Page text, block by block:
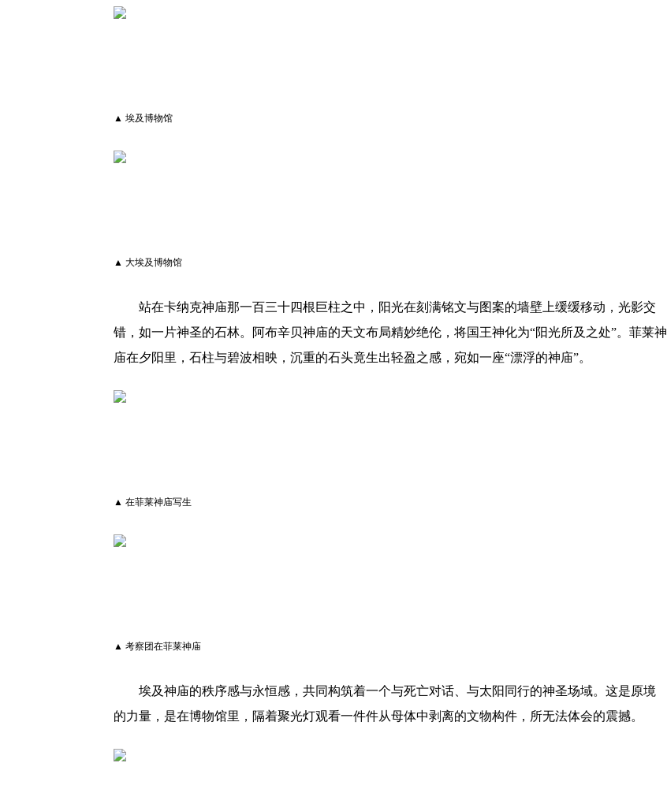
▲ 埃及博物馆
▲ 大埃及博物馆
站在卡纳克神庙那一百三十四根巨柱之中，阳光在刻满铭文与图案的墙壁上缓缓移动，光影交
错，如一片神圣的石林。阿布辛贝神庙的天文布局精妙绝伦，将国王神化为“阳光所及之处”。菲莱神
庙在夕阳里，石柱与碧波相映，沉重的石头竟生出轻盈之感，宛如一座“漂浮的神庙”。
▲ 在菲莱神庙写生
▲ 考察团在菲莱神庙
埃及神庙的秩序感与永恒感，共同构筑着一个与死亡对话、与太阳同行的神圣场域。这是原境
的力量，是在博物馆里，隔着聚光灯观看一件件从母体中剥离的文物构件，所无法体会的震撼。